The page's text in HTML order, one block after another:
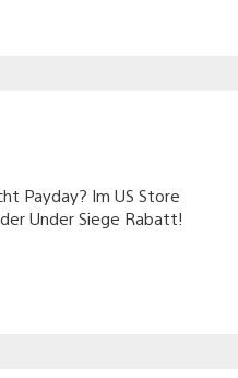
Payday? Im US Store
Under Siege Rabatt!